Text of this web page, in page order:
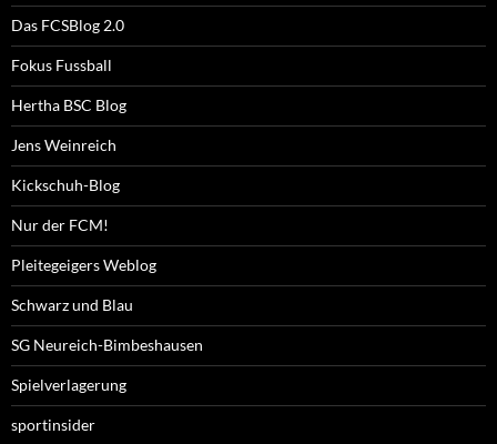
Das FCSBlog 2.0
Fokus Fussball
Hertha BSC Blog
Jens Weinreich
Kickschuh-Blog
Nur der FCM!
Pleitegeigers Weblog
Schwarz und Blau
SG Neureich-Bimbeshausen
Spielverlagerung
sportinsider